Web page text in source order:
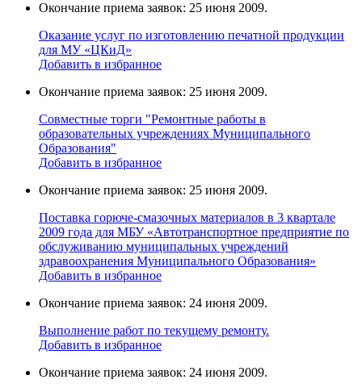
Окончание приема заявок: 25 июня 2009.
Оказание услуг по изготовлению печатной продукции
для МУ «ЦКиД»
Добавить в избранное
Окончание приема заявок: 25 июня 2009.
Cовместные торги "Ремонтные работы в
образовательных учреждениях Муниципального
Образования"
Добавить в избранное
Окончание приема заявок: 25 июня 2009.
Поставка горюче-смазочных материалов в 3 квартале
2009 года для МБУ «Автотранспортное предприятие по
обслуживанию муниципальных учреждений
здравоохранения Муниципального Образования»
Добавить в избранное
Окончание приема заявок: 24 июня 2009.
Выполнение работ по текущему ремонту.
Добавить в избранное
Окончание приема заявок: 24 июня 2009.